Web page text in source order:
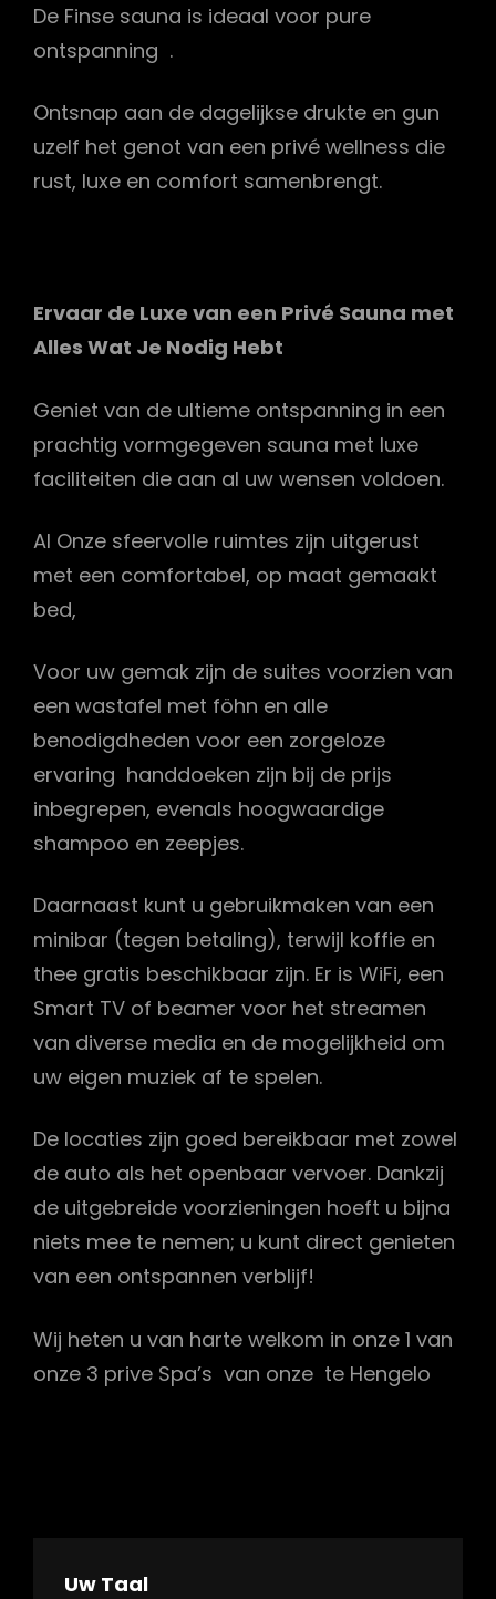
De Finse sauna is ideaal voor pure
ontspanning .
Ontsnap aan de dagelijkse drukte en gun
uzelf het genot van een privé wellness die
rust, luxe en comfort samenbrengt.
Ervaar de Luxe van een Privé Sauna met
Alles Wat Je Nodig Hebt
Geniet van de ultieme ontspanning in een
prachtig vormgegeven sauna met luxe
faciliteiten die aan al uw wensen voldoen.
Al Onze sfeervolle ruimtes zijn uitgerust
met een comfortabel, op maat gemaakt
bed,
Voor uw gemak zijn de suites voorzien van
een wastafel met föhn en alle
benodigdheden voor een zorgeloze
ervaring handdoeken zijn bij de prijs
inbegrepen, evenals hoogwaardige
shampoo en zeepjes.
Daarnaast kunt u gebruikmaken van een
minibar (tegen betaling), terwijl koffie en
thee gratis beschikbaar zijn. Er is WiFi, een
Smart TV of beamer voor het streamen
van diverse media en de mogelijkheid om
uw eigen muziek af te spelen.
De locaties zijn goed bereikbaar met zowel
de auto als het openbaar vervoer. Dankzij
de uitgebreide voorzieningen hoeft u bijna
niets mee te nemen; u kunt direct genieten
van een ontspannen verblijf!
Wij heten u van harte welkom in onze 1 van
onze 3 prive Spa’s van onze te Hengelo
Uw Taal